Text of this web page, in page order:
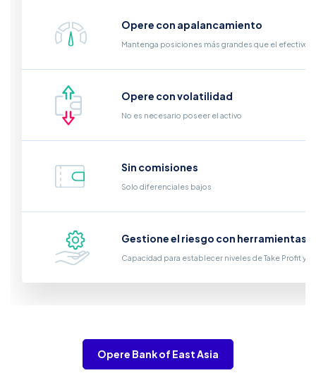
Opere con apalancamiento
Mantenga posiciones más grandes que el efectivo
Opere con volatilidad
No es necesario poseer el activo
Sin comisiones
Solo diferenciales bajos
Gestione el riesgo con herramientas
Capacidad para establecer niveles de Take Profit y
Opere Bank of East Asia